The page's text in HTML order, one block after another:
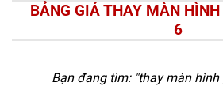
BẢNG GIÁ THAY MÀN HÌNH
6
Bạn đang tìm: "thay màn hình